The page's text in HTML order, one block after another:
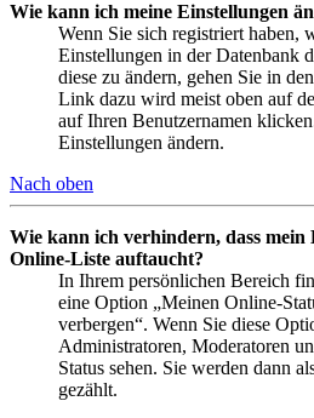
Wie kann ich meine Einstellungen
Wenn Sie sich registriert haben,
Einstellungen in der Datenbank
diese zu ändern, gehen Sie in
Link dazu wird meist oben auf
auf Ihren Benutzernamen
Einstellungen ändern.
Nach oben
Wie kann ich verhindern, dass mein
Online-Liste auftaucht?
In Ihrem persönlichen Bereich
eine Option „Meinen Online-
verbergen“. Wenn Sie diese
Administratoren, Moderatoren
Status sehen. Sie werden dann
gezählt.